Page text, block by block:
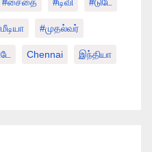
#சைதை #டிவி #டுடே
#முதல்வர்
Chennai இந்தியா